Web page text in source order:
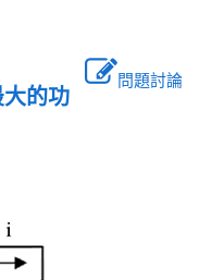
問題討論
的功